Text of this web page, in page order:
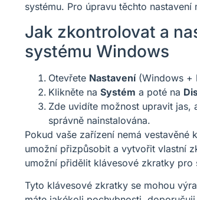
systému. Pro úpravu těchto
Jak zkontrolovat a
systému Windows
Otevřete Nastavení(Windows +
Klikněte na Systém a poté na
Zde uvidíte možnost upravit jas,
správně nainstalována.
Pokud vaše zařízení nemá
umožní přizpůsobit a vytvořit vlastní
umožní přidělit klávesové zkratky
Tyto klávesové zkratky se mohou